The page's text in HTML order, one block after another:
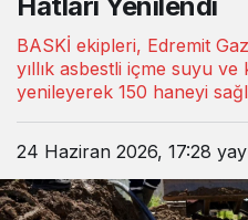
BASKİ ekipleri, Edremit
yıllık asbestli içme suyu ve
yenileyerek 150 haneyi
24 Haziran 2026, 17:28